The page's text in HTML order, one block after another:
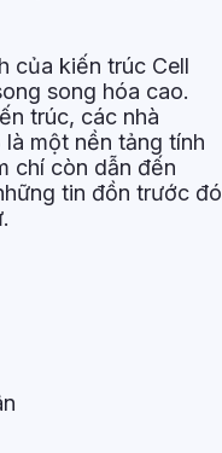
của kiến trúc Cell
song hóa cao.
trúc, các nhà
một nền tảng tính
chí còn dẫn đến
tin đồn trước đó